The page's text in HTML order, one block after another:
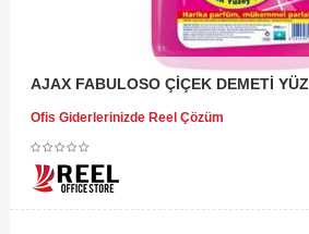
AJAX FABULOSO ÇİÇEK DEMETİ
Ofis Giderlerinizde Reel Çözüm